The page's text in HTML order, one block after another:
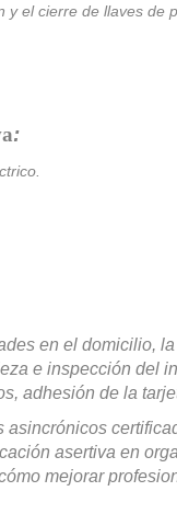
el cierre de llaves de
:
en el domicilio,
e inspección del
adhesión de la
asincrónicos
asertiva en
mejorar